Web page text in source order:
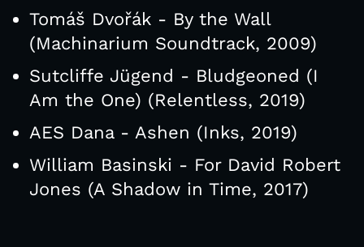
Tomáš Dvořák - By the Wall
(Machinarium Soundtrack, 2009)
Sutcliffe Jügend - Bludgeoned (I
Am the One) (Relentless, 2019)
AES Dana - Ashen (Inks, 2019)
William Basinski - For David Robert
Jones (A Shadow in Time, 2017)